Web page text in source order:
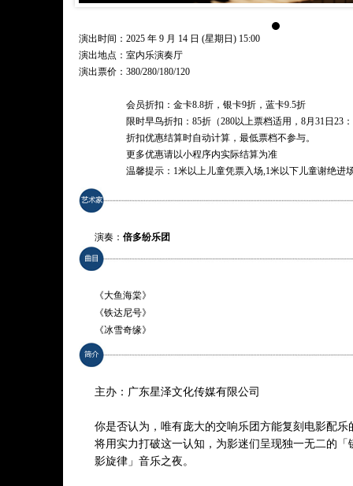
演出时间：2025 年 9 月 14 日 (星期日) 15:00
演出地点：室内乐演奏厅
演出票价： 380/280/180/120
会员折扣：金卡8.8折，银卡9折，蓝卡9.5折
限时早鸟折扣：85折（280以上票档适用，8月31日23
折扣优惠结算时自动计算，最低票档不参与。
更多优惠请以小程序内实际结算为准
温馨提示：1米以上儿童凭票入场,1米以下儿童谢绝进
演奏： 倍多纷乐团
《大鱼海棠》
《铁达尼号》
《冰雪奇缘》
《阿拉丁》
《美女与野兽》
《龙猫》
《千与千寻》
《Peter Gunn》（彼得·甘恩）
《Crazy Train》（疯狂的训练）
主办：广东星泽文化传媒有限公司
你是否认为，唯有庞大的交响乐团方能复刻电影配
将用实力打破这一认知，为影迷们呈现独一无二的「
影旋律」音乐之夜。